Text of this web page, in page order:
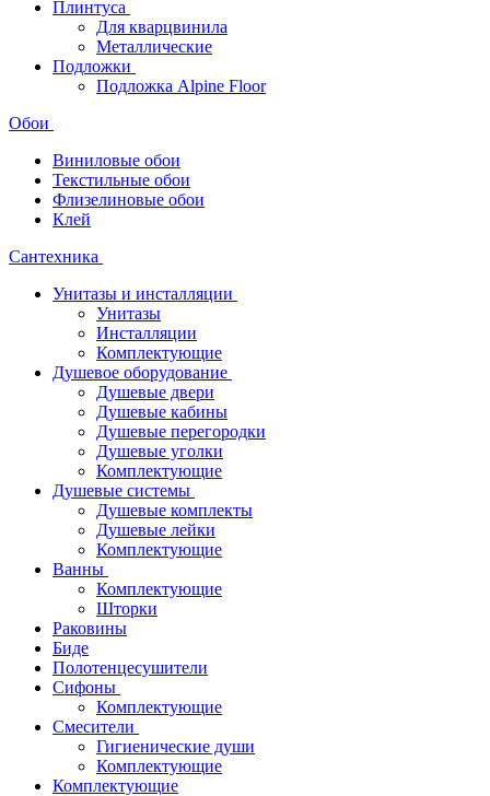
Плинтуса
Для кварцвинила
Металлические
Подложки
Подложка Alpine Floor
Обои
Виниловые обои
Текстильные обои
Флизелиновые обои
Клей
Сантехника
Унитазы и инсталляции
Унитазы
Инсталляции
Комплектующие
Душевое оборудование
Душевые двери
Душевые кабины
Душевые перегородки
Душевые уголки
Комплектующие
Душевые системы
Душевые комплекты
Душевые лейки
Комплектующие
Ванны
Комплектующие
Шторки
Раковины
Биде
Полотенцесушители
Сифоны
Комплектующие
Смесители
Гигиенические души
Комплектующие
Комплектующие